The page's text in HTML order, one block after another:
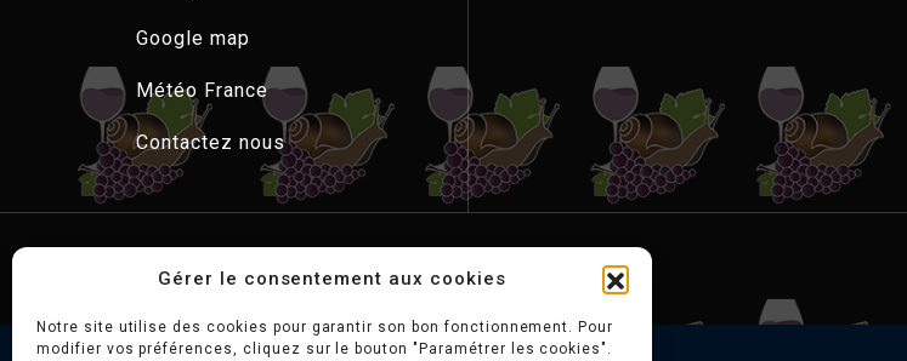
Gérer le consentement aux cookies
Notre site utilise des cookies pour garantir son bon fonctionnement. Pour
modifier vos préférences, cliquez sur le bouton "Paramétrer les cookies".
Google map
Météo France
Con acte us
Contactez nous
Copyright © 2026 FOIRE AUX LUMAS |